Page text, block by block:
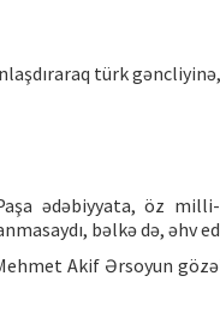
türk
ədəbiyyata, öz
bəlkə də, əhv
Akif Ərsoyun